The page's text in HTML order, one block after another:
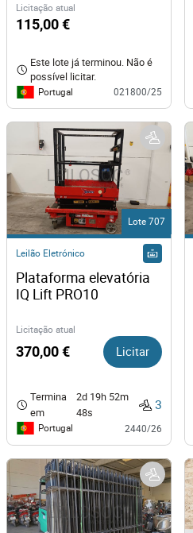
Licitação atual
115,00 €
Este lote já terminou. Não é
possível licitar.
Portugal 021800/25
Lote 707
Leilão Eletrónico
Plataforma elevatória
IQ Lift PRO10
Licitação atual
370,00 € Licitar
Termina
em
2d 19h 52m
48s
3
Portugal 2440/26